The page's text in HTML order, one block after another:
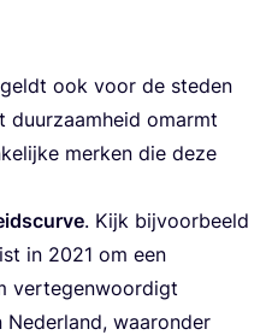
ook voor de ste­den
duur­zaam­heid omarmt
mer­ken die deze
. Kijk bij­voor­beeld
in 2021 om een
ver­te­gen­woor­digt
Neder­land, waar­on­der